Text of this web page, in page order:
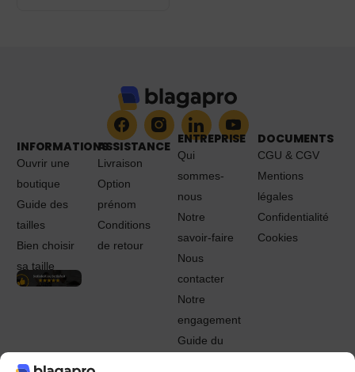
INFORMATIONS
Ouvrir une
boutique
Guide des
tailles
Bien choisir
sa taille
ASSISTANCE
Livraison
Option
prénom
Conditions
de retour
ENTREPRISE
Qui
sommes-
nous
Notre
savoir-faire
Nous
contacter
Notre
engagement
Guide du
DOCUMENTS
CGU & CGV
Mentions
légales
Confidentialité
Cookies